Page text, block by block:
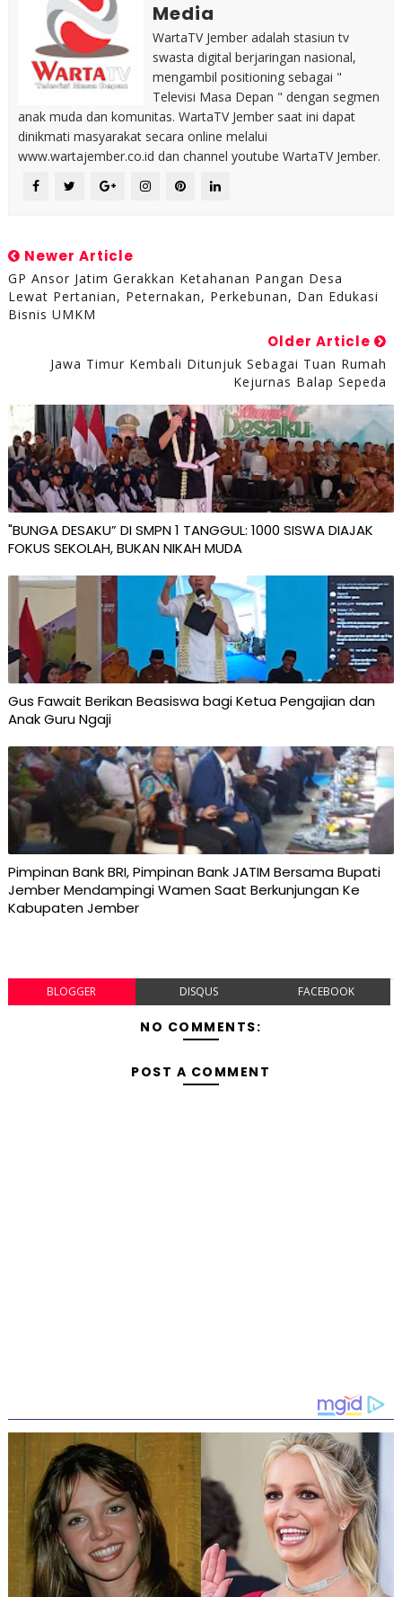
Media
WartaTV Jember adalah stasiun tv
swasta digital berjaringan nasional,
mengambil positioning sebagai "
Televisi Masa Depan " dengan segmen
anak muda dan komunitas. WartaTV Jember saat ini dapat
dinikmati masyarakat secara online melalui
www.wartajember.co.id dan channel youtube WartaTV Jember.
Newer Article
GP Ansor Jatim Gerakkan Ketahanan Pangan Desa
Lewat Pertanian, Peternakan, Perkebunan, Dan Edukasi
Bisnis UMKM
Older Article
Jawa Timur Kembali Ditunjuk Sebagai Tuan Rumah
Kejurnas Balap Sepeda
"BUNGA DESAKU” DI SMPN 1 TANGGUL: 1000 SISWA DIAJAK
FOKUS SEKOLAH, BUKAN NIKAH MUDA
Gus Fawait Berikan Beasiswa bagi Ketua Pengajian dan
Anak Guru Ngaji
Pimpinan Bank BRI, Pimpinan Bank JATIM Bersama Bupati
Jember Mendampingi Wamen Saat Berkunjungan Ke
Kabupaten Jember
BLOGGER DISQUS FACEBOOK
NO COMMENTS:
POST A COMMENT